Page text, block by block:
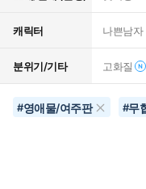
캐릭터 나쁜남자
분위기/기타 고화질
#영애물/여주판 #무